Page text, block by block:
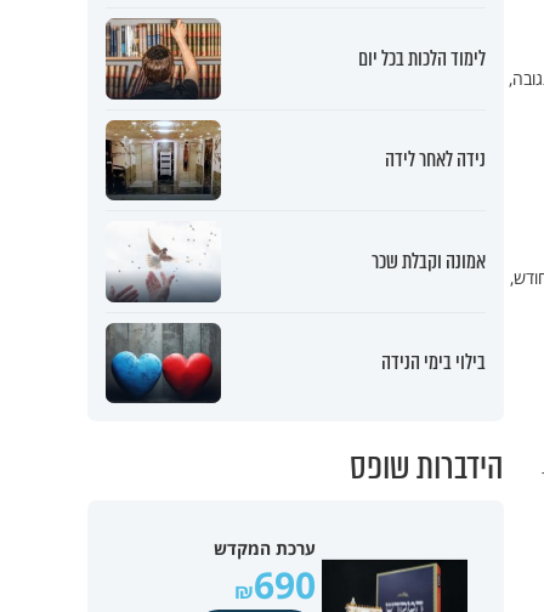
לימוד הלכות בכל יום
נידה לאחר לידה
אמונה וקבלת שכר
בילוי בימי הנידה
הידברות שופס
ערכת המקדש
690